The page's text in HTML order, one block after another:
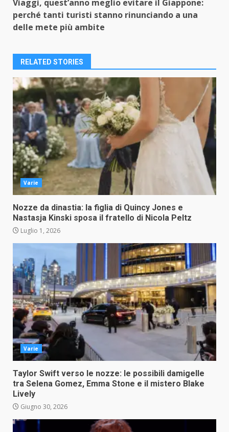
Viaggi, quest’anno meglio evitare il Giappone:
perché tanti turisti stanno rinunciando a una
delle mete più ambite
RELATED STORIES
Varie
Nozze da dinastia: la figlia di Quincy Jones e
Nastasja Kinski sposa il fratello di Nicola Peltz
Luglio 1, 2026
Varie
Taylor Swift verso le nozze: le possibili damigelle
tra Selena Gomez, Emma Stone e il mistero Blake
Lively
Giugno 30, 2026